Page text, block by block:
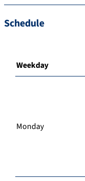
Schedule
Weekday
Monday